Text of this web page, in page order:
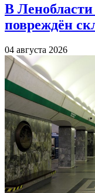
В
повреждён
04 августа 2026